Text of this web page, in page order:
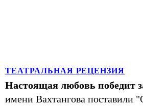
ТЕАТРАЛЬНАЯ РЕЦЕНЗИЯ
Настоящая любовь победит
имени Вахтангова поставили